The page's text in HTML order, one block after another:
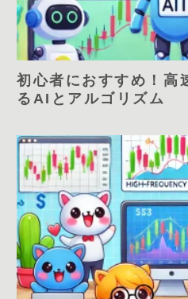
初心者におすすめ！高
るAIとアルゴリズム